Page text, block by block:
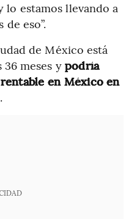
lo estamos llevando a
eso”.
de México está
meses y podría
en México en